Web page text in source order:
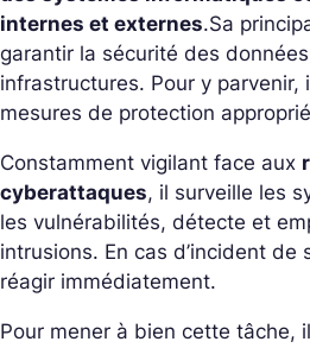
internes et externes.Sa
garantir la sécurité des
infrastructures. Pour y parvenir,
mesures de protection
Constamment vigilant face aux
cyberattaques, il surveille les
les vulnérabilités, détecte et
intrusions. En cas d’incident de
réagir immédiatement.
Pour mener à bien cette tâche,